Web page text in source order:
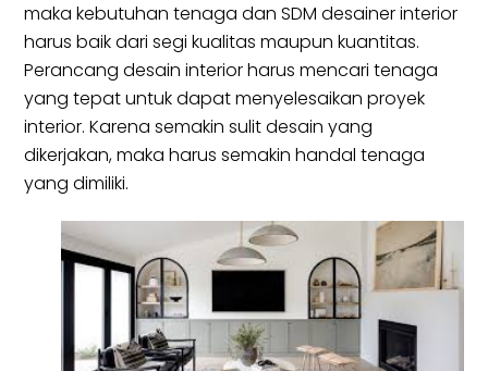
maka kebutuhan tenaga dan SDM desainer interior
harus baik dari segi kualitas maupun kuantitas.
Perancang desain interior harus mencari tenaga
yang tepat untuk dapat menyelesaikan proyek
interior. Karena semakin sulit desain yang
dikerjakan, maka harus semakin handal tenaga
yang dimiliki.